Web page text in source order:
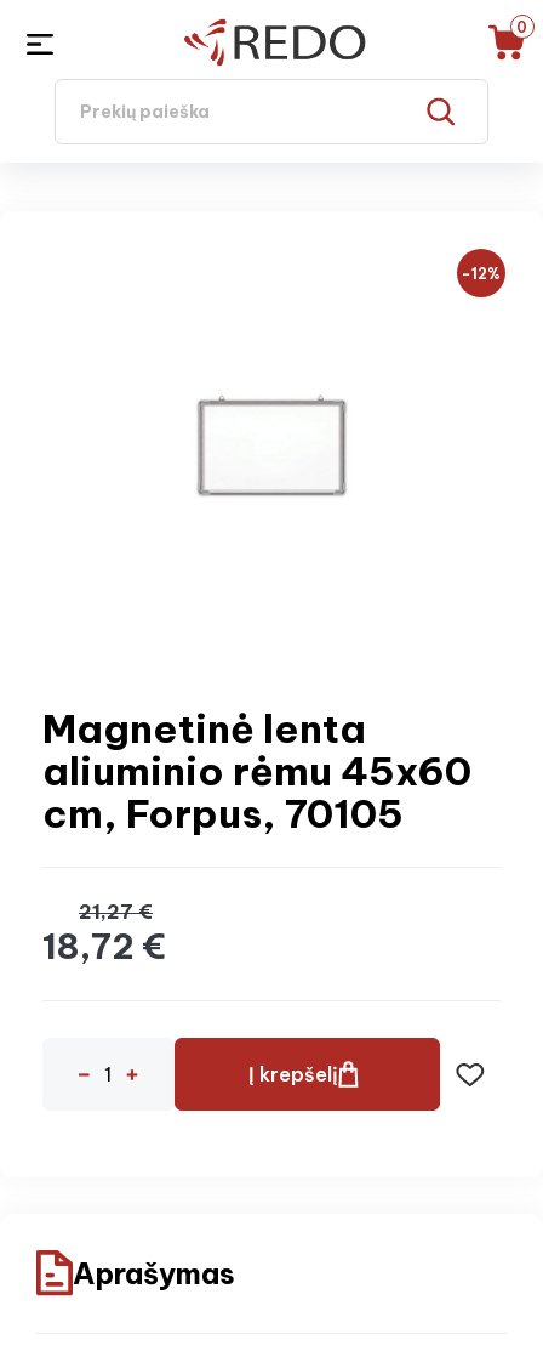
0
−12%
Magnetinė lenta
aliuminio rėmu 45x60
cm, Forpus, 70105
21,27 €
18,72 €
Į krepšelį
Aprašymas